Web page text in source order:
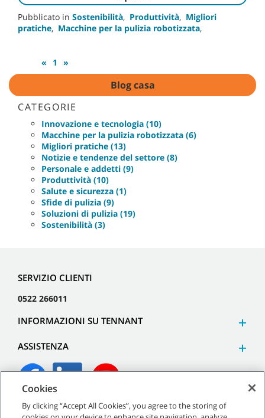
Pubblicato in Sostenibilità, Produttività, Migliori
pratiche, Macchine per la pulizia robotizzata,
« 1 »
Blog casa
CATEGORIE
Innovazione e tecnologia (10)
Macchine per la pulizia robotizzata (6)
Migliori pratiche (13)
Notizie e tendenze del settore (8)
Personale e addetti (9)
Produttività (10)
Salute e sicurezza (1)
Sfide di pulizia (9)
Soluzioni di pulizia (19)
Sostenibilità (3)
SERVIZIO CLIENTI
0522 266011
INFORMAZIONI SU TENNANT
ASSISTENZA
2026 Tennant Company. Tutti i diritti riservati.
Cookies
By clicking “Accept All Cookies”, you agree to the storing of